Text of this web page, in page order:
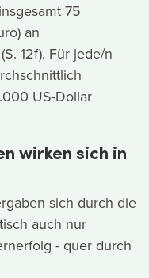
75
an
12f). Für jede/n
US-Dollar
wirken sich in
sich durch die
auch nur
- quer durch